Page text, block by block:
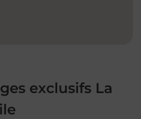
exclusifs La